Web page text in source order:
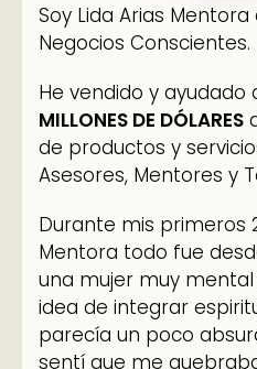
Soy Lida Arias
Negocios Conscientes.
He vendido y
MILLONES DE DÓLARES
de productos y
Asesores, Mentores y
Durante mis primeros
Mentora todo fue
una mujer muy
idea de integrar
parecía un poco
sentí que me